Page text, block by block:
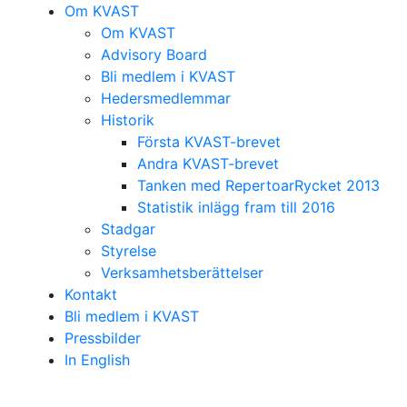
Om KVAST
Om KVAST
Advisory Board
Bli medlem i KVAST
Hedersmedlemmar
Historik
Första KVAST-brevet
Andra KVAST-brevet
Tanken med RepertoarRycket 2013
Statistik inlägg fram till 2016
Stadgar
Styrelse
Verksamhetsberättelser
Kontakt
Bli medlem i KVAST
Pressbilder
In English